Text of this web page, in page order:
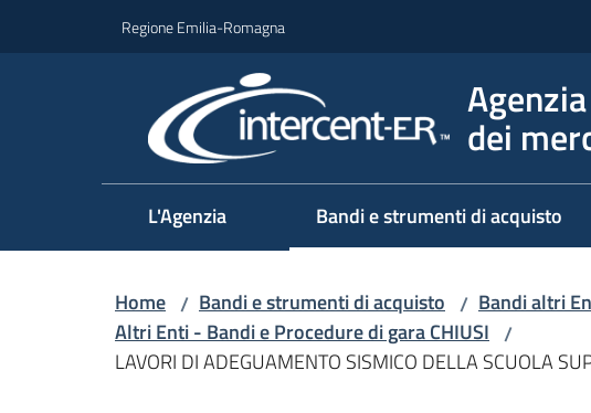
Regione Emilia-Romagna
dei
L'Agenzia Bandi e strumenti di acquisto
Home / Bandi e strumenti di acquisto / Bandi altri
Altri Enti - Bandi e Procedure di gara CHIUSI /
LAVORI DI ADEGUAMENTO SISMICO DELLA SCUOLA